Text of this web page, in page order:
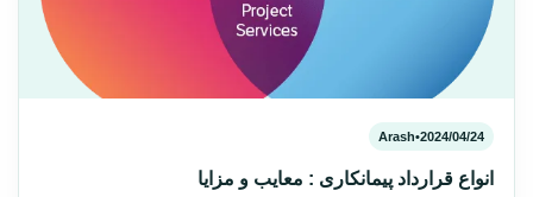
2024/04/24
•
Arash
انواع قرارداد پیمانکاری : معایب و مزایا